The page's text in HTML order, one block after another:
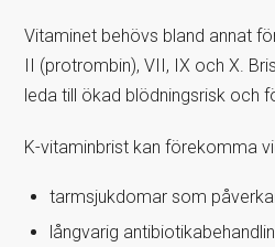
Vitaminet behövs bland annat
II (protrombin), VII, IX och X.
leda till ökad blödningsrisk och
K-vitaminbrist kan förekomma
tarmsjukdomar som
långvarig